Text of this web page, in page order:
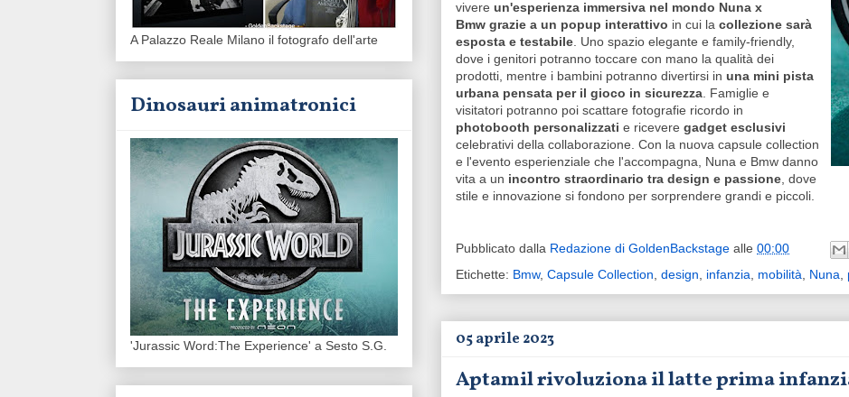
vivere un'esperienza immersiva nel mondo Nuna x
Bmw grazie a un popup interattivo in cui la collezione sarà
esposta e testabile. Uno spazio elegante e family-friendly,
dove i genitori potranno toccare con mano la qualità dei
prodotti, mentre i bambini potranno divertirsi in una mini pista
urbana pensata per il gioco in sicurezza. Famiglie e
visitatori potranno poi scattare fotografie ricordo in
photobooth personalizzati e ricevere gadget esclusivi
celebrativi della collaborazione. Con la nuova capsule collection
e l'evento esperienziale che l'accompagna, Nuna e Bmw danno
vita a un incontro straordinario tra design e passione, dove
stile e innovazione si fondono per sorprendere grandi e piccoli.
Pubblicato dalla Redazione di GoldenBackstage alle 00:00
Etichette: Bmw, Capsule Collection, design, infanzia, mobilità, Nuna,
05 aprile 2023
Aptamil rivoluziona il latte prima
A Palazzo Reale Milano il fotografo dell'arte
Dinosauri animatronici
'Jurassic Word:The Experience' a Sesto S.G.